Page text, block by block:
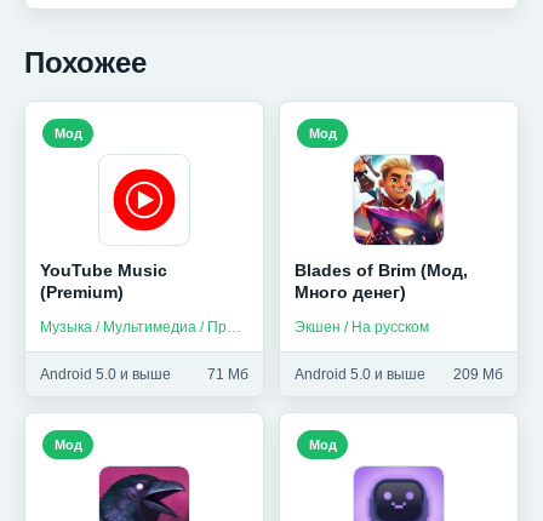
Похожее
YouTube Music
(Premium)
Музыка / Мультимедиа / Приложения на русском
Android 5.0 и выше 71 Мб
Мод
Blades of Brim (Мод,
Много денег)
Экшен / На русском
Android 5.0 и выше 209 Мб
Мод
Мод Мод